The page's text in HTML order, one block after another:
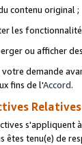
contenu original ;
les
ou afficher
votre demande
fins de l'Accord.
s'appliquent
êtes tenu(e) de